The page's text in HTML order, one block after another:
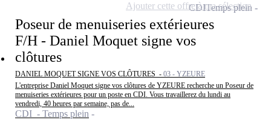
Poseur de menuiseries extérieures
F/H - Daniel Moquet signe vos
clôtures
DANIEL MOQUET SIGNE VOS CLÔTURES - 03 - YZEURE
L'entreprise Daniel Moquet signe vos clôtures de YZEURE recherche un Poseur de
menuiseries extérieures pour un poste en CDI. Vous travaillerez du lundi au
vendredi, 40 heures par semaine, pas de...
CDI - Temps plein
CDITemps plein
Ajouter cette offre à ma sélection